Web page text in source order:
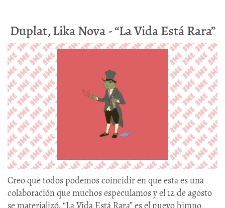
Duplat, Lika Nova - “La Vida Está Rara”
Creo que todos podemos coincidir en que esta es una
colaboración que muchos especulamos y el 12 de agosto
se materializó. “La Vida Está Rara” es el nuevo himno